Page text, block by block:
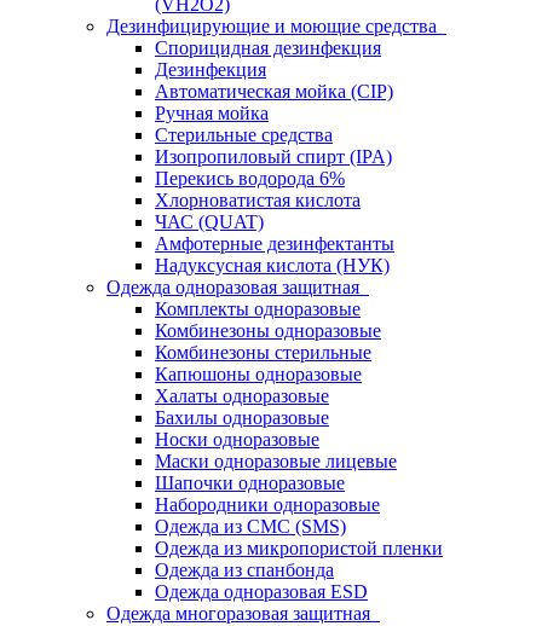
(VH2O2)
Дезинфицирующие и моющие средства
Спорицидная дезинфекция
Дезинфекция
Автоматическая мойка (CIP)
Ручная мойка
Стерильные средства
Изопропиловый спирт (IPA)
Перекись водорода 6%
Хлорноватистая кислота
ЧАС (QUAT)
Амфотерные дезинфектанты
Надуксусная кислота (НУК)
Одежда одноразовая защитная
Комплекты одноразовые
Комбинезоны одноразовые
Комбинезоны стерильные
Капюшоны одноразовые
Халаты одноразовые
Бахилы одноразовые
Носки одноразовые
Маски одноразовые лицевые
Шапочки одноразовые
Набородники одноразовые
Одежда из СМС (SMS)
Одежда из микропористой пленки
Одежда из спанбонда
Одежда одноразовая ESD
Одежда многоразовая защитная